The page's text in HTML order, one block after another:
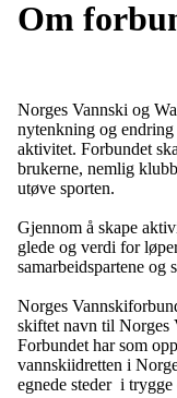
Om
Norges Vannski og
nytenkning og endring
aktivitet. Forbundet
brukerne, nemlig
utøve sporten.
Gjennom å skape
glede og verdi for
samarbeidspartene og
Norges
skiftet navn til Norges
Forbundet har som
vannskiidretten i
egnede steder i trygge